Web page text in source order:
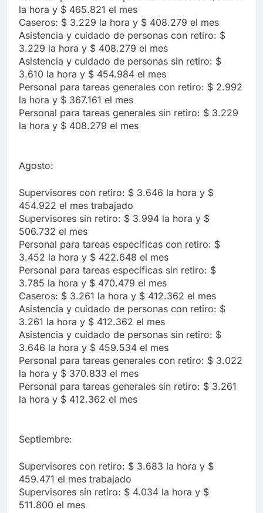
la hora y $ 465.821 el mes
Caseros: $ 3.229 la hora y $ 408.279 el mes
Asistencia y cuidado de personas con retiro: $
3.229 la hora y $ 408.279 el mes
Asistencia y cuidado de personas sin retiro: $
3.610 la hora y $ 454.984 el mes
Personal para tareas generales con retiro: $ 2.992
la hora y $ 367.161 el mes
Personal para tareas generales sin retiro: $ 3.229
la hora y $ 408.279 el mes
Agosto:
Supervisores con retiro: $ 3.646 la hora y $
454.922 el mes trabajado
Supervisores sin retiro: $ 3.994 la hora y $
506.732 el mes
Personal para tareas específicas con retiro: $
3.452 la hora y $ 422.648 el mes
Personal para tareas específicas sin retiro: $
3.785 la hora y $ 470.479 el mes
Caseros: $ 3.261 la hora y $ 412.362 el mes
Asistencia y cuidado de personas con retiro: $
3.261 la hora y $ 412.362 el mes
Asistencia y cuidado de personas sin retiro: $
3.646 la hora y $ 459.534 el mes
Personal para tareas generales con retiro: $ 3.022
la hora y $ 370.833 el mes
Personal para tareas generales sin retiro: $ 3.261
la hora y $ 412.362 el mes
Septiembre:
Supervisores con retiro: $ 3.683 la hora y $
459.471 el mes trabajado
Supervisores sin retiro: $ 4.034 la hora y $
511.800 el mes